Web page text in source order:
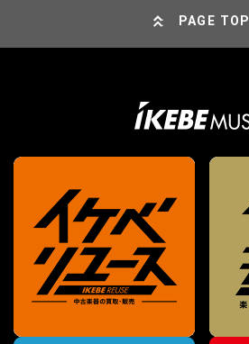
PAGE TOP